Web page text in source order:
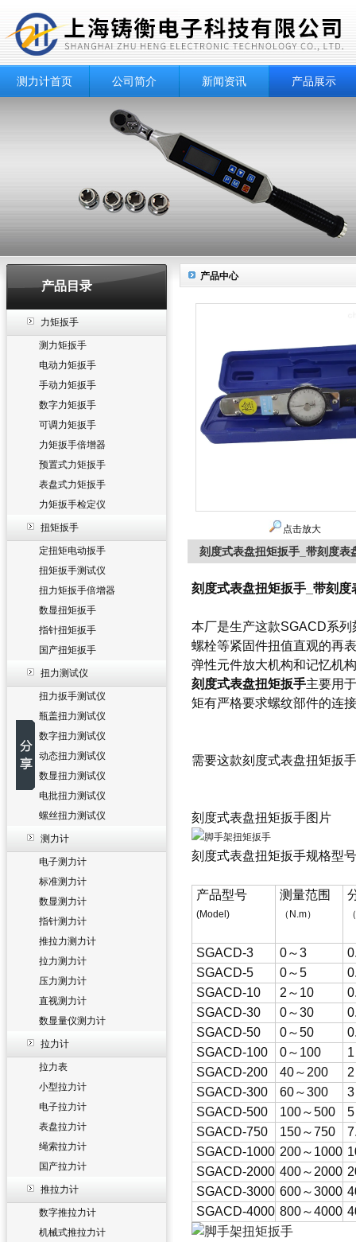
测力计首页 公司简介 新闻资讯 产品展示
产品目录
力矩扳手
测力矩扳手
电动力矩扳手
手动力矩扳手
数字力矩扳手
可调力矩扳手
力矩扳手倍增器
预置式力矩扳手
表盘式力矩扳手
力矩扳手检定仪
扭矩扳手
定扭矩电动扳手
扭矩扳手测试仪
扭力矩扳手倍增器
数显扭矩扳手
指针扭矩扳手
国产扭矩扳手
扭力测试仪
扭力扳手测试仪
瓶盖扭力测试仪
数字扭力测试仪
动态扭力测试仪
数显扭力测试仪
电批扭力测试仪
螺丝扭力测试仪
测力计
电子测力计
标准测力计
数显测力计
指针测力计
推拉力测力计
拉力测力计
压力测力计
直视测力计
数显量仪测力计
拉力计
拉力表
小型拉力计
电子拉力计
表盘拉力计
绳索拉力计
国产拉力计
推拉力计
数字推拉力计
机械式推拉力计
产品中心
点击放大
刻度式表盘扭矩扳手_带刻度表
刻度式表盘扭矩扳手_带刻度
本厂是生产这款SGACD系列
螺栓等紧固件扭值直观的再
弹性元件放大机构和记忆机
刻度式表盘扭矩扳手主要用
矩有严格要求螺纹部件的连
需要这款刻度式表盘扭矩扳手
刻度式表盘扭矩扳手图片
刻度式表盘扭矩扳手规格型号
产品型号
(Model)
测量范围
（N.m）
SGACD-3 0～3
SGACD-5
0～5
SGACD-10
2～10
SGACD-30
0～30
SGACD-50
0～50
SGACD-100
0～100
1
SGACD-200
40～200
2
SGACD-300
60～300
3
SGACD-500
100～500
5
SGACD-750
150～750
SGACD-1000 200～1000
SGACD-2000 400～2000
SGACD-3000 600～3000
SGACD-4000 800～4000